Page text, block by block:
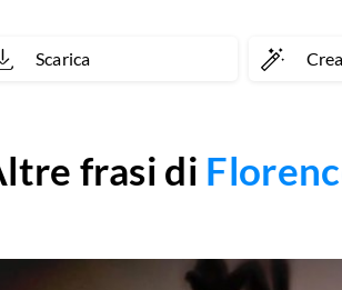
Scarica Crea
frasi di